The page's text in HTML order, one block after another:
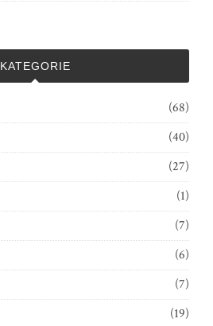
KATEGORIE
(68)
(40)
(27)
(1)
(7)
(6)
(7)
(19)